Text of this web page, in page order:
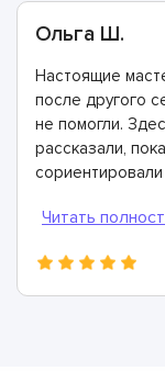
Ольга Ш.
Настоящие
после другого
не помогли.
рассказали,